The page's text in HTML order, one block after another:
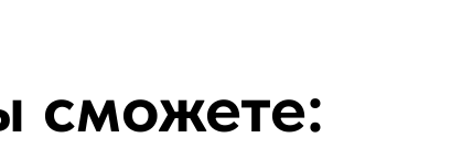
сможете: